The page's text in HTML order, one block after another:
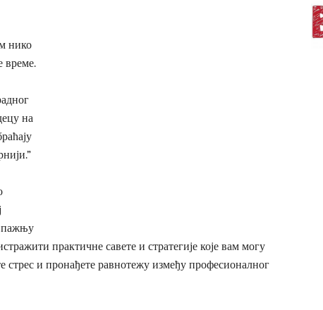
нико
време.
на
пажњу
практичне савете и стратегије које вам могу
стрес и пронађете равнотежу између професионалног